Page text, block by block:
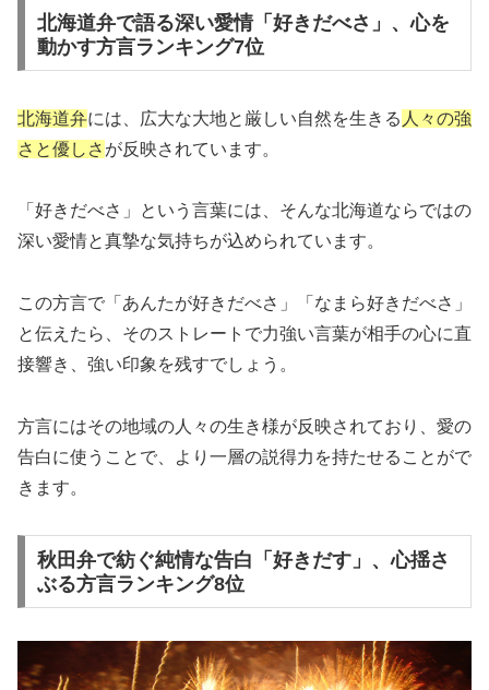
北海道弁で語る深い愛情「好きだべさ」、心を
動かす方言ランキング7位
北海道弁には、広大な大地と厳しい自然を生きる 人々の強
さと優しさ が反映されています。
「好きだべさ」という言葉には、そんな北海道ならではの
深い愛情と真摯な気持ちが込められています。
この方言で「あんたが好きだべさ」「なまら好きだべさ」
と伝えたら、そのストレートで力強い言葉が相手の心に直
接響き、強い印象を残すでしょう。
方言にはその地域の人々の生き様が反映されており、愛の
告白に使うことで、より一層の説得力を持たせることがで
きます。
秋田弁で紡ぐ純情な告白「好きだす」、心揺さ
ぶる方言ランキング8位